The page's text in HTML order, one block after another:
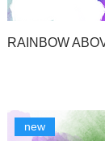
RAINBOW
new